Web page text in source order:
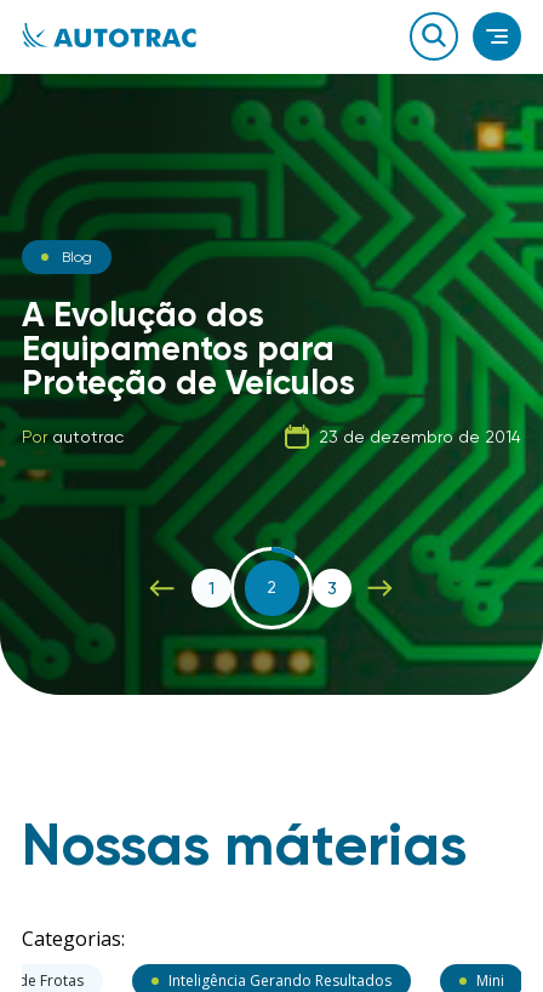
Notícias
O que você sabe sobre o
combustível que a sua
frota usa?
Porautotrac 21 de setembro de 2019
Blog
A Evolução dos
Equipamentos para
Proteção de Veículos
Porautotrac 23 de dezembro de 2014
Carga Fracionada
Porautotrac 06 de fevereiro de 2020
1 2 3
Nossas máterias
Categorias:
de Frotas Inteligência Gerando Resultados Mini